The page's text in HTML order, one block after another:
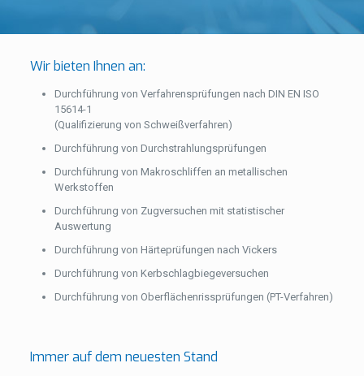
Wir bieten Ihnen an:
Durchführung von Verfahrensprüfungen nach DIN EN ISO
15614-1
(Qualifizierung von Schweißverfahren)
Durchführung von Durchstrahlungsprüfungen
Durchführung von Makroschliffen an metallischen
Werkstoffen
Durchführung von Zugversuchen mit statistischer
Auswertung
Durchführung von Härteprüfungen nach Vickers
Durchführung von Kerbschlagbiegeversuchen
Durchführung von Oberflächenrissprüfungen (PT-Verfahren)
Immer auf dem neuesten Stand